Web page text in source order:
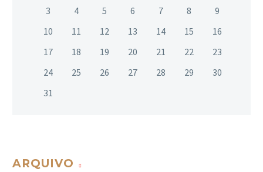
3
4 5 6 7 8
9
10
11 12 13 14 15
16
17
18 19 20 21 22
23
24
25 26 27 28 29
30
31
ARQUIVO